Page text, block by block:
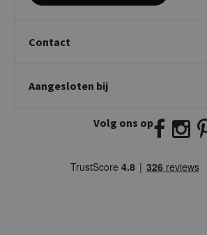
Contact
Twijnstraweg 2
info@kickcollection.nl
Aangesloten bij
Volg ons op